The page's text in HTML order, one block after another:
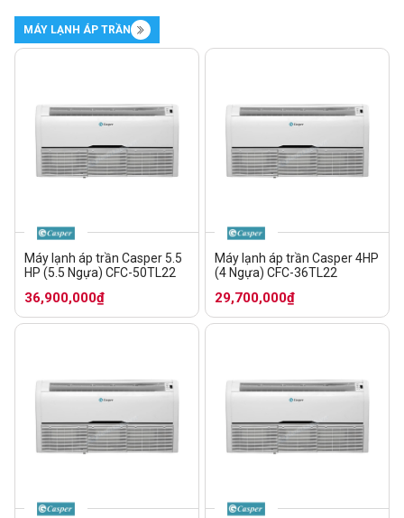
MÁY LẠNH ÁP TRẦN
Máy lạnh áp trần Casper 5.5
HP (5.5 Ngựa) CFC-50TL22
36,900,000₫
Máy lạnh áp trần Casper 4HP
(4 Ngựa) CFC-36TL22
29,700,000₫